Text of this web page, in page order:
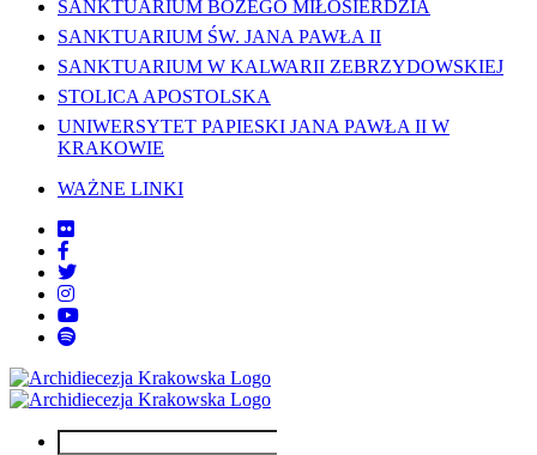
SANKTUARIUM BOŻEGO MIŁOSIERDZIA
SANKTUARIUM ŚW. JANA PAWŁA II
SANKTUARIUM W KALWARII ZEBRZYDOWSKIEJ
STOLICA APOSTOLSKA
UNIWERSYTET PAPIESKI JANA PAWŁA II W
KRAKOWIE
WAŻNE LINKI